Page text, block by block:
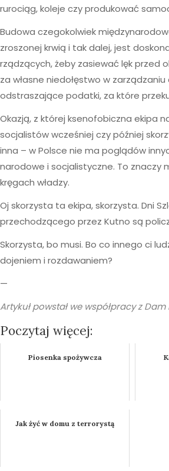
rurociąg, koleje czy produkować
Budowa czegokolwiek
zroszonej krwią i tak dalej, jest
rządzących, żeby zasiewać lęk przed
za własne niedołęstwo w zarządzaniu
odstraszające podatki, za które
Okazją, z której ksenofobiczna ekipa
socjalistów wcześniej czy później
inna – w Polsce nie ma poglądów
narodowe i socjalistyczne. To znaczy
kręgach władzy.
Oj skorzysta ta ekipa, skorzysta. Dni
przechodzącego przez Kutno są
Skorzysta, bo musi. Bo co innego ci
dojeniem i rozdawaniem?
—
Artykuł powstał we współpracy zDam
Poczytaj więcej:
Piosenka spożywcza
Jak żyć w domu z terrorystą